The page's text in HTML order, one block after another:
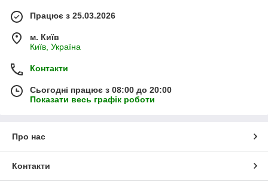
Працює з 25.03.2026
м. Київ
Київ, Україна
Контакти
Сьогодні працює з 08:00 до 20:00
Показати весь графік роботи
Про нас
Контакти